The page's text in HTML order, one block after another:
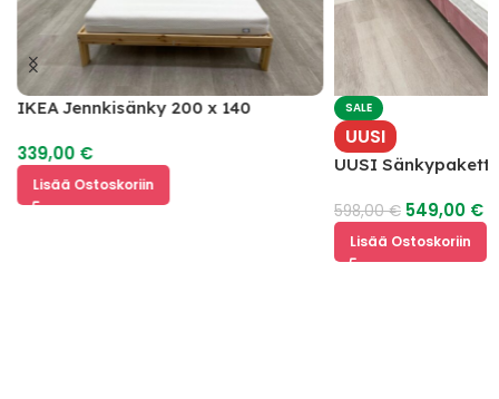
IKEA Jennkisänky 200 x 140
339,00 €
Lisää Ostoskoriin
SALE
UUSI
UUSI
598,00€ 549,00 €
Lisää Ostoskoriin